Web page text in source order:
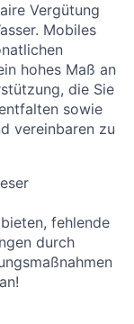
Vergütung
Mobiles
hohes Maß an
die Sie
sowie
vereinbaren zu
fehlende
durch